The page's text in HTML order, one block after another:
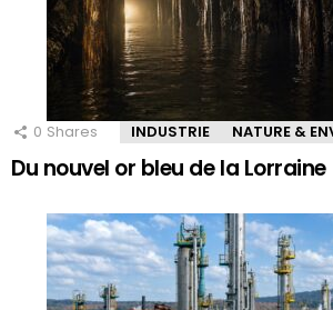
0 Shares INDUSTRIE NATURE &
Du nouvel or bleu de la Lorraine